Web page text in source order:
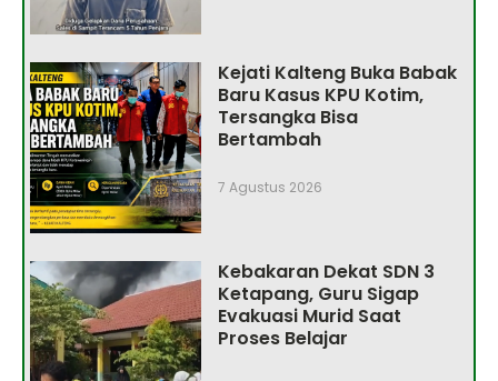
Kejati Kalteng Buka Babak
Baru Kasus KPU Kotim,
Tersangka Bisa
Bertambah
7 Agustus 2026
Kebakaran Dekat SDN 3
Ketapang, Guru Sigap
Evakuasi Murid Saat
Proses Belajar